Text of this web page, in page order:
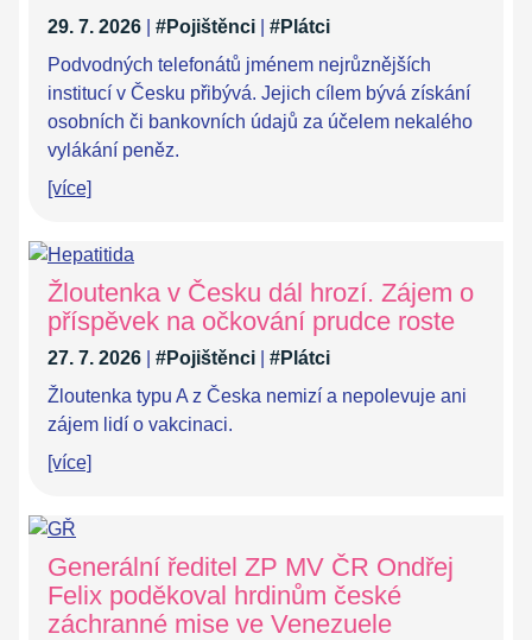
29. 7. 2026 #Pojištěnci
#Plátci
Podvodných telefonátů jménem nejrůznějších
institucí v Česku přibývá. Jejich cílem bývá získání
osobních či bankovních údajů za účelem nekalého
vylákání peněz.
[více]
Žloutenka v Česku dál hrozí. Zájem o
příspěvek na očkování prudce roste
27. 7. 2026 #Pojištěnci
#Plátci
Žloutenka typu A z Česka nemizí a nepolevuje ani
zájem lidí o vakcinaci.
[více]
Generální ředitel ZP MV ČR Ondřej
Felix poděkoval hrdinům české
záchranné mise ve Venezuele